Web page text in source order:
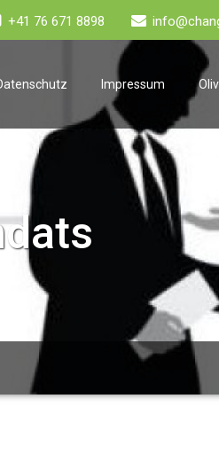
+41 76 671 8898
Impressum